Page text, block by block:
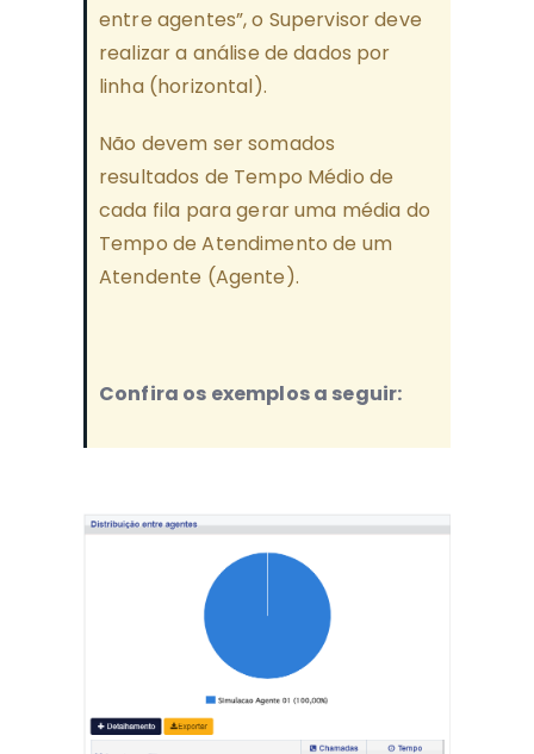
entre agentes”, o Supervisor deve
realizar a análise de dados por
linha (horizontal).
Não devem ser somados
resultados de Tempo Médio de
cada fila para gerar uma média do
Tempo de Atendimento de um
Atendente (Agente).
Confira os exemplos a seguir: